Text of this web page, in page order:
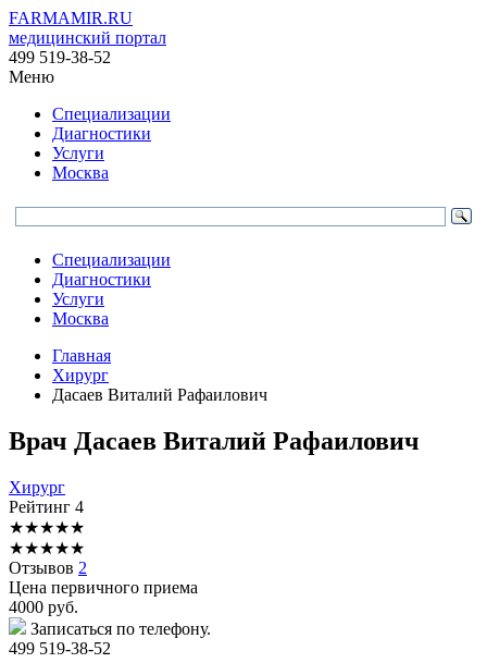
FARMAMIR.RU
медицинский портал
499 519-38-52
Меню
Специализации
Диагностики
Услуги
Москва
Специализации
Диагностики
Услуги
Москва
Главная
Хирург
Дасаев Виталий Рафаилович
Врач Дасаев Виталий Рафаилович
Хирург
Рейтинг 4
★★★★★
★★★★★
Отзывов 2
Цена первичного приема
4000 руб.
Записаться по телефону.
499 519-38-52